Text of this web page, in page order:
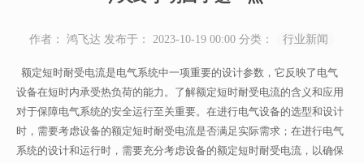
作者： 鸿飞达 发布于： 2023-10-19 00:00 分类： 行业新闻
额定短时耐受电流是电气系统中一项重要的设计参数，它反映了电气
设备在短时内承受热负荷的能力。了解额定短时耐受电流的含义和应用
对于保障电气系统的安全运行至关重要。在进行电气设备的选型和设计
时，需要考虑设备的额定短时耐受电流是否满足实际需求；在进行电气
系统的设计和运行时，需要充分考虑设备的额定短时耐受电流，以确保